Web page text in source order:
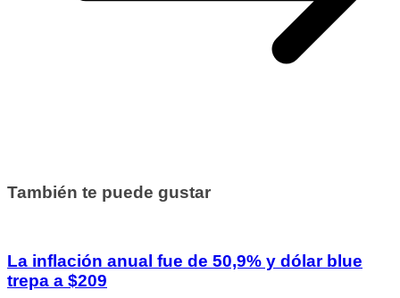
También te puede gustar
La inflación anual fue de 50,9% y dólar blue
trepa a $209